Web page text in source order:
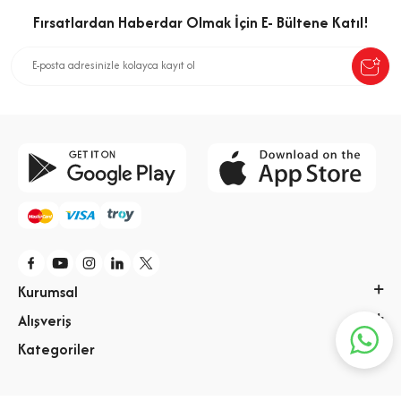
Ağırlık (Kg)
0.66000002622604
Fırsatlardan Haberdar Olmak İçin E- Bültene Katıl!
Kurumsal
Alışveriş
Kategoriler